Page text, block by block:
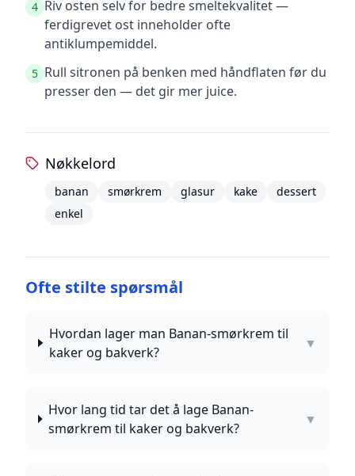
4 Riv osten selv for bedre smeltekvalitet —
ferdigrevet ost inneholder ofte
antiklumpemiddel.
5 Rull sitronen på benken med håndflaten før du
presser den — det gir mer juice.
Nøkkelord
banan smørkrem glasur kake
dessert
enkel
Ofte stilte spørsmål
Hvordan lager man Banan-smørkrem til
kaker og bakverk?
▼
Hvor lang tid tar det å lage Banan-
smørkrem til kaker og bakverk?
▼